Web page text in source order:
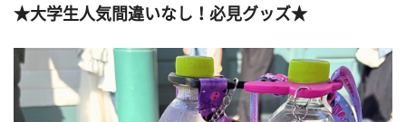
★大学生人気間違いなし！必見グッズ★